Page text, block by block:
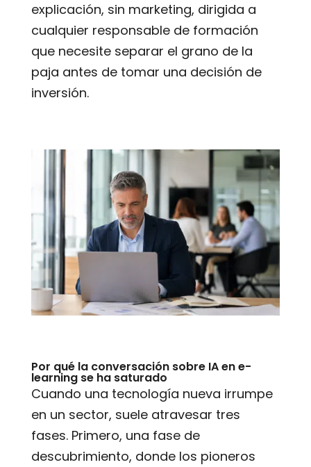
explicación, sin marketing, dirigida a
cualquier responsable de formación
que necesite separar el grano de la
paja antes de tomar una decisión de
inversión.
Por qué la conversación sobre IA en e-
learning se ha saturado
Cuando una tecnología nueva irrumpe
en un sector, suele atravesar tres
fases. Primero, una fase de
descubrimiento, donde los pioneros